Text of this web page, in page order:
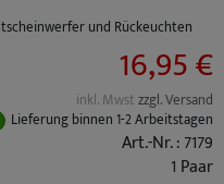
und Rückeuchten
16,95 €
inkl. Mwstzzgl. Versand
Lieferung binnen 1-2 Arbeitstagen
Art.-Nr. : 7179
1 Paar